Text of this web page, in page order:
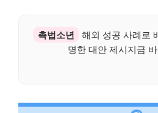
촉법소년
해외 성공 사례로
명한 대안 제시지금